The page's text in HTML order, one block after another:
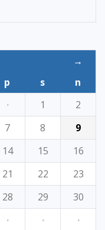
→
p s
n
· 1
2
7 8
9
14 15
16
21 22
23
28 29
30
· · ·